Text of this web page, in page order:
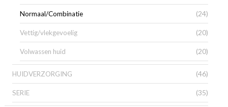
Normaal/Combinatie (24)
Vettig/vlekgevoelig (20)
Volwassen huid (20)
HUIDVERZORGING (46)
SERIE (35)